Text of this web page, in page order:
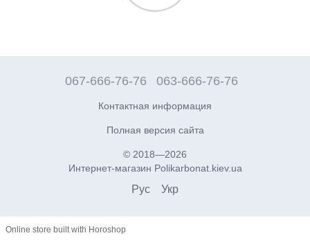
067-666-76-76 063-666-76-76
Контактная информация
Полная версия сайта
© 2018—2026
Интернет-магазин Polikarbonat.kiev.ua
Рус Укр
Online store built with Horoshop